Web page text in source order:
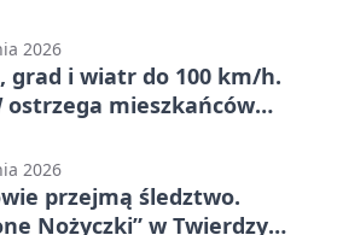
2026
grad i wiatr do 100 km/h.
ostrzega mieszkańców
2026
przejmą śledztwo.
Nożyczki” w Twierdzy